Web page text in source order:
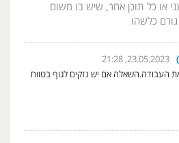
או כל תוכן אחר, שיש בו משום
כלשהו
23.05.2023, 21:28
את העבודה.השאלה אם יש נזקים לגוף בטווח